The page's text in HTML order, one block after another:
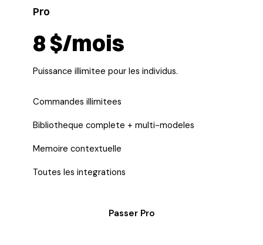
Pro
8 $/mois
Puissance illimitee pour les individus.
Commandes illimitees
Bibliotheque complete + multi-modeles
Memoire contextuelle
Toutes les integrations
Passer Pro